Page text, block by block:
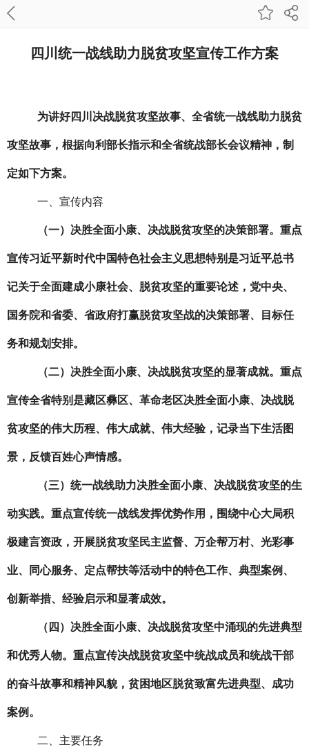
四川统一战线助力脱贫攻坚宣传工作方案
为讲好四川决战脱贫攻坚故事、全省统一战线助力脱贫
攻坚故事，根据向利部长指示和全省统战部长会议精神，制
定如下方案。
一、宣传内容
（一）决胜全面小康、决战脱贫攻坚的决策部署。 重点
宣传习近平新时代中国特色社会主义思想特别是习近平总书
记关于全面建成小康社会、脱贫攻坚的重要论述，党中央、
国务院和省委、省政府打赢脱贫攻坚战的决策部署、目标任
务和规划安排。
（二）决胜全面小康、决战脱贫攻坚的显著成就。 重点
宣传全省特别是藏区彝区、革命老区决胜全面小康、决战脱
贫攻坚的伟大历程、伟大成就、伟大经验，记录当下生活图
景，反馈百姓心声情感。
（三）统一战线助力决胜全面小康、决战脱贫攻坚的生
动实践。 重点宣传统一战线发挥优势作用，围绕中心大局积
极建言资政，开展脱贫攻坚民主监督、万企帮万村、光彩事
业、同心服务、定点帮扶等活动中的特色工作、典型案例、
创新举措、经验启示和显著成效。
（四）决胜全面小康、决战脱贫攻坚中涌现的先进典型
和优秀人物。 重点宣传决战脱贫攻坚中统战成员和统战干部
的奋斗故事和精神风貌，贫困地区脱贫致富先进典型、成功
案例。
二、主要任务